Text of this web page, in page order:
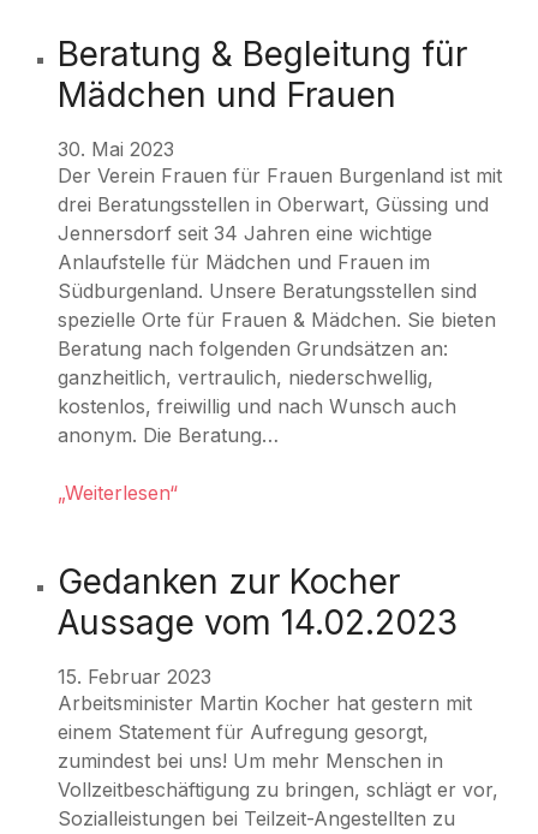
Jennersdorf
Beratung & Begleitung für
Mädchen und Frauen
30. Mai 2023
Der Verein Frauen für Frauen Burgenland ist mit
drei Beratungsstellen in Oberwart, Güssing und
Jennersdorf seit 34 Jahren eine wichtige
Anlaufstelle für Mädchen und Frauen im
Südburgenland. Unsere Beratungsstellen sind
spezielle Orte für Frauen & Mädchen. Sie bieten
Beratung nach folgenden Grundsätzen an:
ganzheitlich, vertraulich, niederschwellig,
kostenlos, freiwillig und nach Wunsch auch
anonym. Die Beratung…
„Weiterlesen“
Gedanken zur Kocher
Aussage vom 14.02.2023
15. Februar 2023
Arbeitsminister Martin Kocher hat gestern mit
einem Statement für Aufregung gesorgt,
zumindest bei uns! Um mehr Menschen in
Vollzeitbeschäftigung zu bringen, schlägt er vor,
Sozialleistungen bei Teilzeit-Angestellten zu